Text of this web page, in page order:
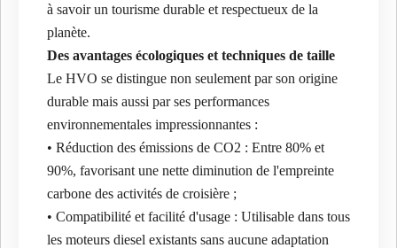
à savoir un tourisme durable et respectueux de la
planète.
Des avantages écologiques et techniques de taille
Le HVO se distingue non seulement par son origine
durable mais aussi par ses performances
environnementales impressionnantes :
• Réduction des émissions de CO2 : Entre 80% et
90%, favorisant une nette diminution de l'empreinte
carbone des activités de croisière ;
• Compatibilité et facilité d'usage : Utilisable dans tous
les moteurs diesel existants sans aucune adaptation